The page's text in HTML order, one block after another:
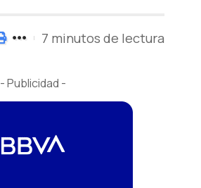
7 minutos de lectura
- Publicidad -